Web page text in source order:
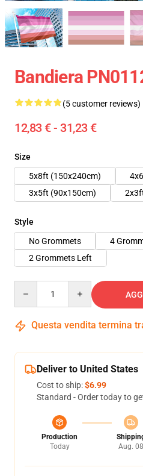
Bandiera
(5 customer reviews)
12,83 € - 31,23 €
Size
5x8ft (150x240cm)
3x5ft (90x150cm)
Style
No Grommets
4
2 Grommets Left
Questa vendita termina
Deliver to United States
Cost to ship:$6.99
Standard - Order today to
Production
Today
Aug. 08